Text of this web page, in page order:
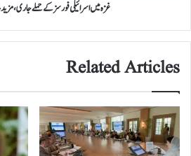
غزہ میں اسرائیلی فورسز کے حملے جاری، مزید 24 فلسطینی شہید
Related Articles